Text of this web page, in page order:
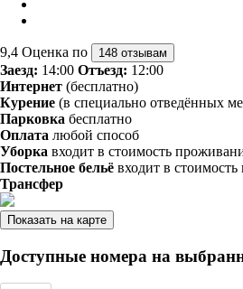
9,4 Оценка по 148 отзывам
Заезд: 14:00 Отъезд: 12:00
Интернет (бесплатно)
Курение (в специально отведённых
Парковка бесплатно
Оплата любой способ
Уборка входит в стоимость
Постельное бельё входит в
Трансфер
Показать на карте
Доступные номера на